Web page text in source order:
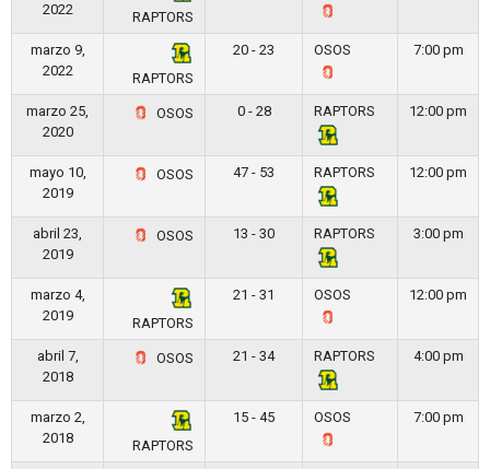
2022
RAPTORS
marzo 9,
2022
RAPTORS
20 - 23 OSOS 7:00 pm
marzo 25,
2020
OSOS 0 - 28 RAPTORS 12:00 pm
mayo 10,
2019
OSOS 47 - 53 RAPTORS 12:00 pm
abril 23,
2019
OSOS 13 - 30 RAPTORS 3:00 pm
marzo 4,
2019
RAPTORS
21 - 31 OSOS 12:00 pm
abril 7,
2018
OSOS 21 - 34 RAPTORS 4:00 pm
marzo 2,
2018
RAPTORS
15 - 45 OSOS 7:00 pm